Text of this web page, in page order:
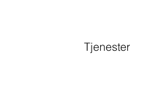
Tjenester